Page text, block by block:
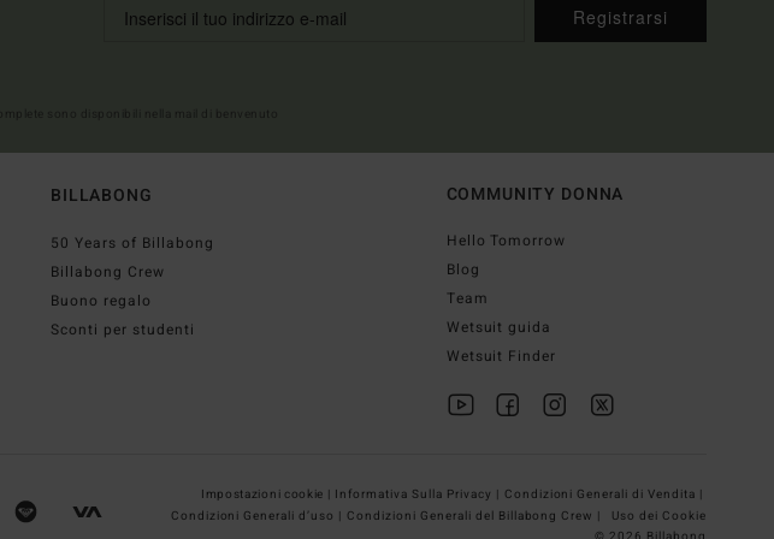
Registrarsi
BILLABONG
50 Years of Billabong
Billabong Crew
Buono regalo
Sconti per studenti
COMMUNITY DONNA
Hello Tomorrow
Blog
Team
Wetsuit guida
Wetsuit Finder
Impostazioni cookie | Informativa Sulla Privacy | Condizioni Generali di Vendita |
Condizioni Generali d’uso | Condizioni Generali del Billabong Crew |
Uso dei Cookie